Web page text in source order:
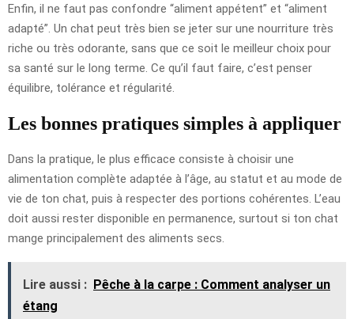
Enfin, il ne faut pas confondre “aliment appétent” et “aliment
adapté”. Un chat peut très bien se jeter sur une nourriture très
riche ou très odorante, sans que ce soit le meilleur choix pour
sa santé sur le long terme. Ce qu’il faut faire, c’est penser
équilibre, tolérance et régularité.
Les bonnes pratiques simples à appliquer
Dans la pratique, le plus efficace consiste à choisir une
alimentation complète adaptée à l’âge, au statut et au mode de
vie de ton chat, puis à respecter des portions cohérentes. L’eau
doit aussi rester disponible en permanence, surtout si ton chat
mange principalement des aliments secs.
Lire aussi : Pêche à la carpe : Comment analyser un
étang